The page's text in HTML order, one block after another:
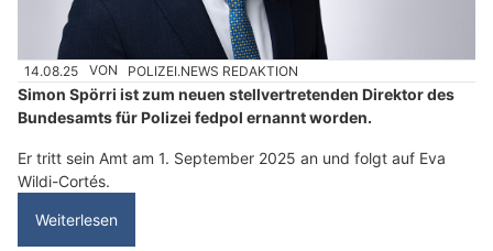
14.08.25 VON POLIZEI.NEWS REDAKTION
Simon Spörri ist zum neuen stellvertretenden Direktor des
Bundesamts für Polizei fedpol ernannt worden.
Er tritt sein Amt am 1. September 2025 an und folgt auf Eva
Wildi-Cortés.
Weiterlesen